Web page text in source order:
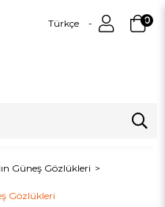
Türkçe 0
Güneş Gözlükleri
Gözlükleri